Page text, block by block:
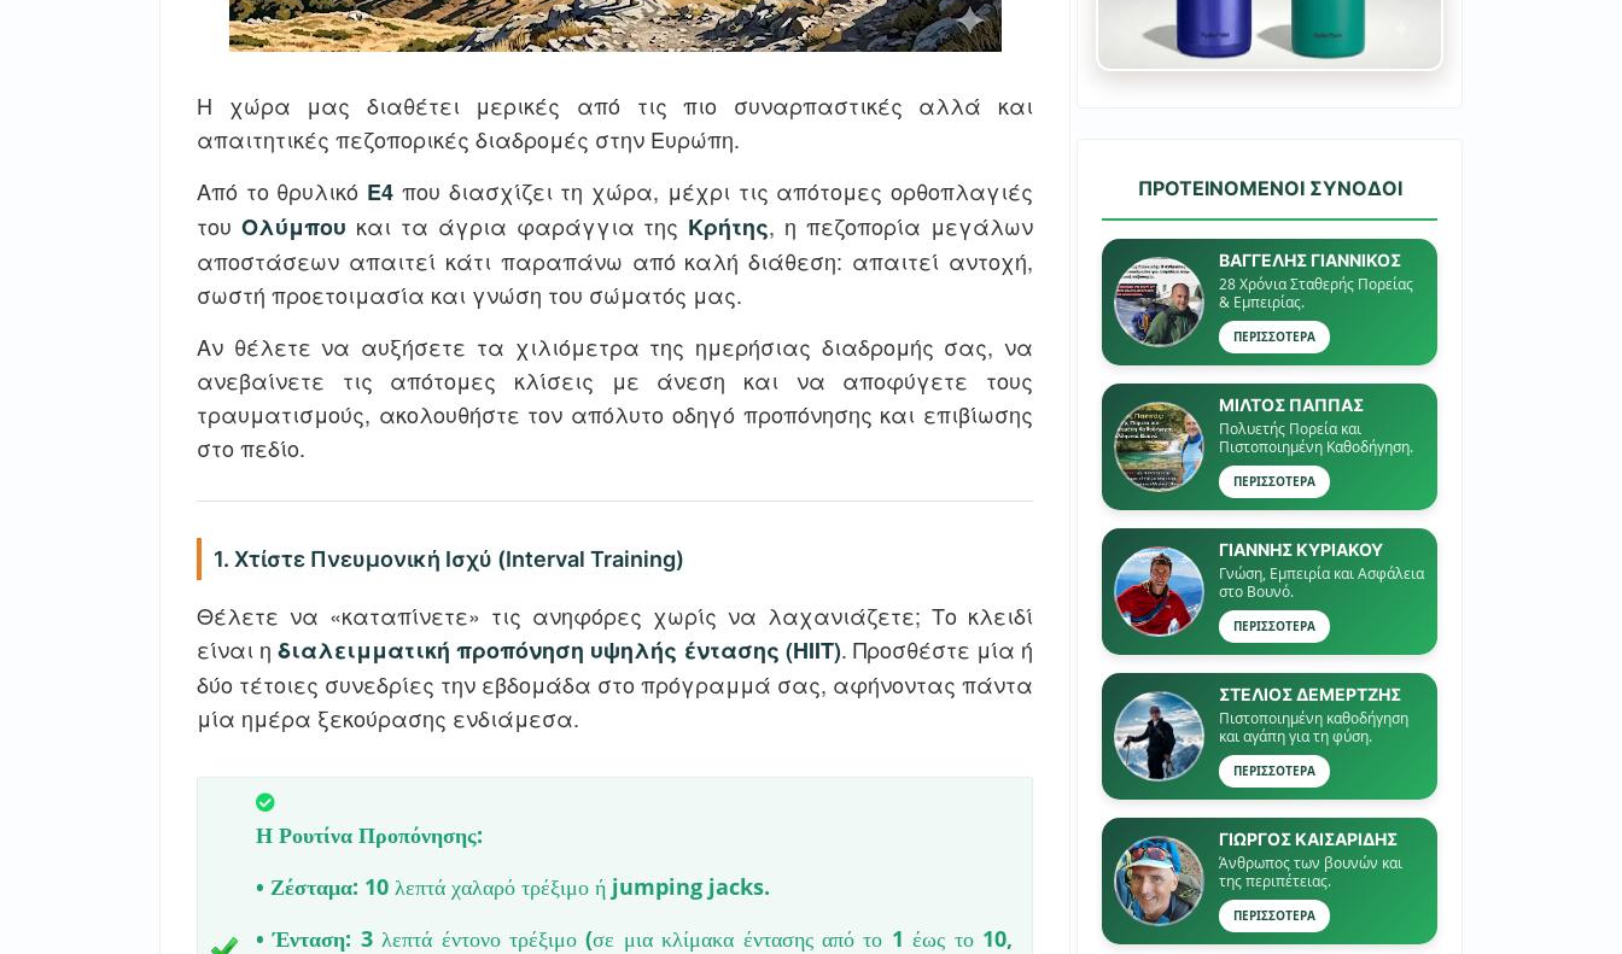
Η χώρα μας διαθέτει μερικές από τις πιο συναρπαστικές αλλά και
απαιτητικές πεζοπορικές διαδρομές στην Ευρώπη.
Από το θρυλικό Ε4 που διασχίζει τη χώρα, μέχρι τις απότομες ορθοπλαγιές
του Ολύμπου και τα άγρια φαράγγια της Κρήτης, η πεζοπορία μεγάλων
αποστάσεων απαιτεί κάτι παραπάνω από καλή διάθεση: απαιτεί αντοχή,
σωστή προετοιμασία και γνώση του σώματός μας.
Αν θέλετε να αυξήσετε τα χιλιόμετρα της ημερήσιας διαδρομής σας, να
ανεβαίνετε τις απότομες κλίσεις με άνεση και να αποφύγετε τους
τραυματισμούς, ακολουθήστε τον απόλυτο οδηγό προπόνησης και επιβίωσης
στο πεδίο.
1. Χτίστε Πνευμονική Ισχύ (Interval Training)
Θέλετε να «καταπίνετε» τις ανηφόρες χωρίς να λαχανιάζετε; Το κλειδί
είναι ηδιαλειμματική προπόνηση υψηλής έντασης (HIIT). Προσθέστε μία ή
δύο τέτοιες συνεδρίες την εβδομάδα στο πρόγραμμά σας, αφήνοντας πάντα
μία ημέρα ξεκούρασης ενδιάμεσα.
Η Ρουτίνα Προπόνησης:
• Ζέσταμα: 10 λεπτά χαλαρό τρέξιμο ή jumping jacks.
•Ένταση: 3 λεπτά έντονο τρέξιμο (σε μια κλίμακα έντασης από το 1 έως το 10,
ΠΡΟΤΕΙΝΟΜΕΝΟΙ ΣΥΝΟΔΟΙ
ΒΑΓΓΕΛΗΣ ΓΙΑΝΝΙΚΟΣ
28 Χρόνια Σταθερής Πορείας
& Εμπειρίας.
ΠΕΡΙΣΣΟΤΕΡΑ
ΜΙΛΤΟΣ ΠΑΠΠΑΣ
Πολυετής Πορεία και
Πιστοποιημένη Καθοδήγηση.
ΠΕΡΙΣΣΟΤΕΡΑ
ΓΙΑΝΝΗΣ ΚΥΡΙΑΚΟΥ
Γνώση, Εμπειρία και Ασφάλεια
στο Βουνό.
ΠΕΡΙΣΣΟΤΕΡΑ
ΣΤΕΛΙΟΣ ΔΕΜΕΡΤΖΗΣ
Πιστοποιημένη καθοδήγηση
και αγάπη για τη φύση.
ΠΕΡΙΣΣΟΤΕΡΑ
ΓΙΏΡΓΟΣ ΚΑΙΣΑΡΙΔΗΣ
Άνθρωπος των βουνών και
της περιπέτειας.
ΠΕΡΙΣΣΟΤΕΡΑ